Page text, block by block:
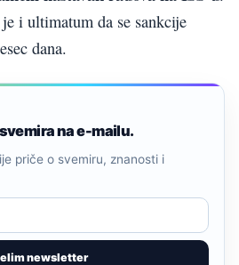
i ultimatum da se sankcije
dana.
na e-mailu.
newsletter
priče o svemiru, znanosti i